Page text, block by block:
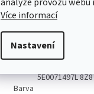
Více informací
Nastavení
Detailní popis
Technická
5E0071497L 8Z8
Barva